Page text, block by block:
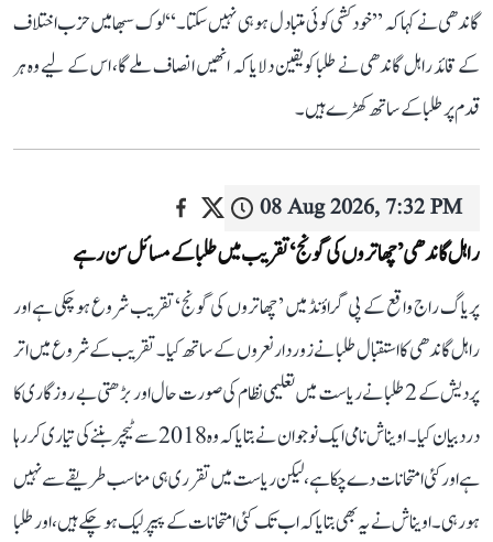
گاندھی نے کہا کہ ’’خودکشی کوئی متبادل ہو ہی نہیں سکتا۔‘‘ لوک سبھا میں حزب اختلاف
کے قائد راہل گاندھی نے طلبا کو یقین دلایا کہ انھیں انصاف ملے گا، اس کے لیے وہ ہر
قدم پر طلبا کے ساتھ کھڑے ہیں۔
08 Aug 2026, 7:32 PM
راہل گاندھی ’چھاتروں کی گونج‘ تقریب میں طلبا کے مسائل سن رہے
پریاگ راج واقع کے پی گراؤنڈ میں ’چھاتروں کی گونج‘ تقریب شروع ہو چکی ہے اور
راہل گاندھی کا استقبال طلبا نے زوردار نعروں کے ساتھ کیا۔ تقریب کے شروع میں اتر
پردیش کے 2 طلبا نے ریاست میں تعلیمی نظام کی صورت حال اور بڑھتی بے روزگاری کا
درد بیان کیا۔ اویناش نامی ایک نوجوان نے بتایا کہ وہ 2018 سے ٹیچر بننے کی تیاری کر رہا
ہے اور کئی امتحانات دے چکا ہے، لیکن ریاست میں تقرری ہی مناسب طریقے سے نہیں
ہو رہی۔ اویناش نے یہ بھی بتایا کہ اب تک کئی امتحانات کے پیپر لیک ہو چکے ہیں، اور طلبا